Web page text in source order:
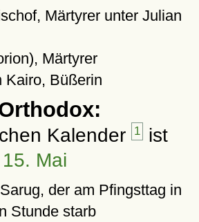
Märtyrer unter Julian
Märtyrer
Kairo, Büßerin
Kalender 1 ist
15. Mai
der am Pfingsttag in
Stunde starb